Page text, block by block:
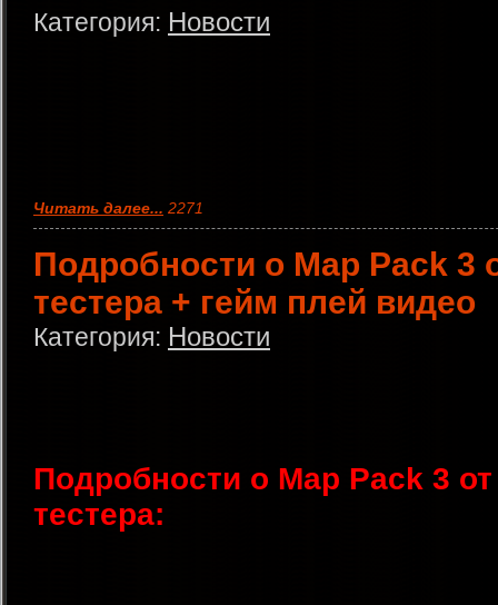
Категория: Новости
Читать далее... 2271
Подробности о Map Pack 3
тестера + гейм плей видео
Категория: Новости
Подробности о Map Pack 3
тестера: